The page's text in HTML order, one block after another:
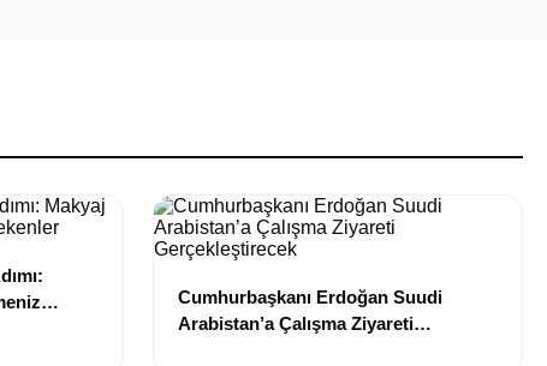
Cumhurbaşkanı Erdoğan Suudi
Arabistan’a Çalışma Ziyareti